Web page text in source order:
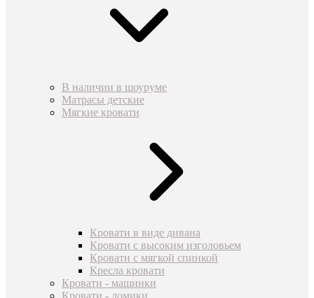
В наличии в шоуруме
Матрасы детские
Мягкие кровати
Кровати в виде дивана
Кровати с высоким изголовьем
Кровати с мягкой спинкой
Кресла кровати
Кровати - машинки
Кровати - домики